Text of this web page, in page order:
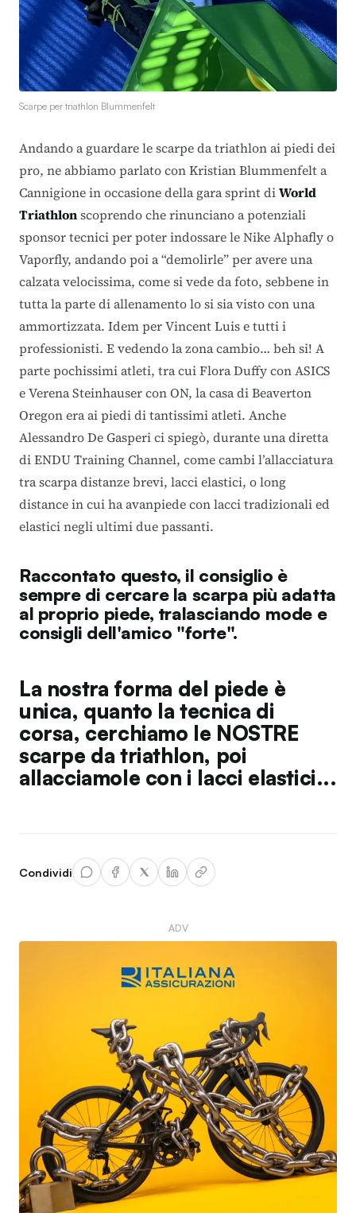
Scarpe per triathlon Blummenfelt
Andando a guardare le scarpe da triathlon ai piedi dei
pro, ne abbiamo parlato conKristian Blummenfelta
Cannigione in occasione della gara sprint diWorld
Triathlonscoprendo che rinunciano a potenziali
sponsor tecnici per poter indossare le Nike Alphafly o
Vaporfly, andando poi a “demolirle” per avere una
calzata velocissima, come si vede da foto, sebbene in
tutta la parte di allenamento lo si sia visto con una
ammortizzata. Idem per Vincent Luis e tutti i
professionisti. E vedendo la zona cambio… beh si! A
parte pochissimi atleti, tra cuiFlora Duffycon ASICS
eVerena Steinhausercon ON, la casa di Beaverton
Oregon era ai piedi di tantissimi atleti. Anche
Alessandro De Gasperi ci spiegò, durante una diretta
di ENDU Training Channel, come cambi l’allacciatura
tra scarpa distanze brevi, lacci elastici, o long
distance in cui ha avanpiede con lacci tradizionali ed
elastici negli ultimi due passanti.
Raccontato questo, il consiglio è
sempre di cercare la scarpa più adatta
al proprio piede, tralasciando mode e
consigli dell'amico "forte".
La nostra forma del piede è
unica, quanto la tecnica di
corsa, cerchiamo le NOSTRE
scarpe da triathlon, poi
allacciamole con i lacci elastici...
Condividi
ADV